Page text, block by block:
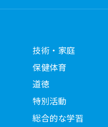
技術・家庭
保健体育
道徳
特別活動
総合的な学習